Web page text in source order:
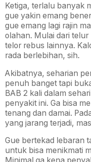
Ketiga, terlalu banyak
gue yakin emang
gue emang lagi rajin
olahan. Mulai dari
telor rebus lainnya.
rada berlebihan, sih.
Akibatnya, seharian
penuh banget tapi
BAB 2 kali dalam
penyakit ini. Ga bisa
tenang dan damai.
yang jarang terjadi,
Gue bertekad lebaran
untuk bisa menikmati